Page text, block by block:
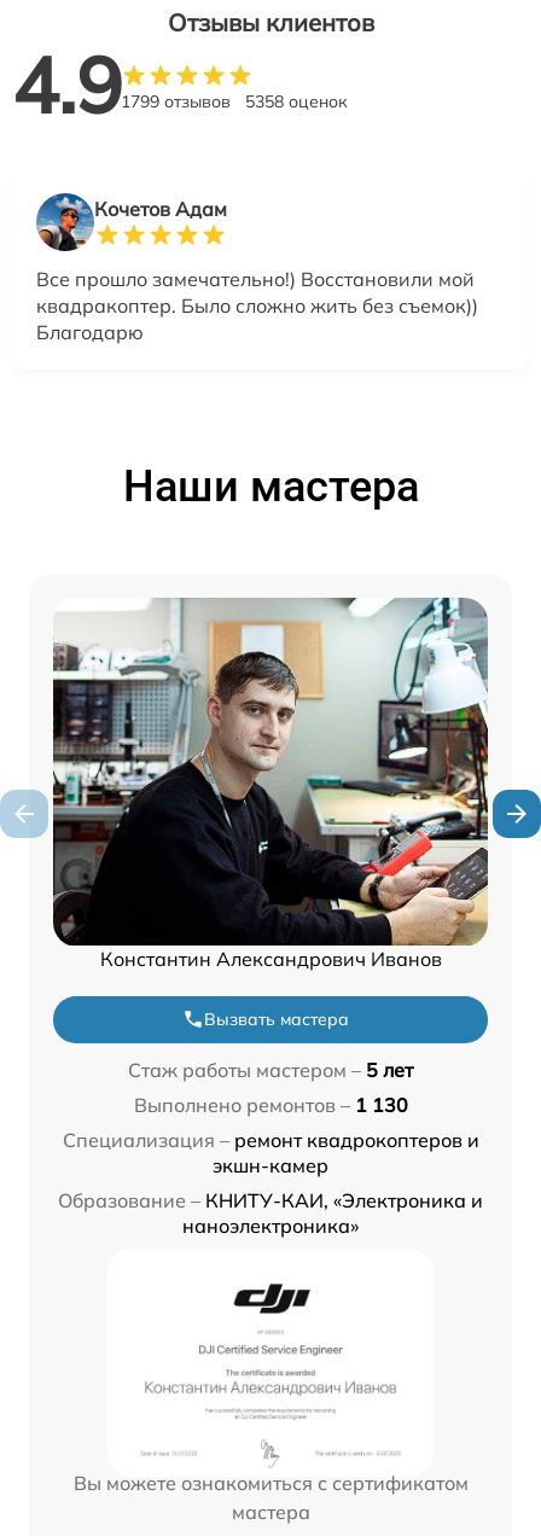
Отзывы клиентов
4.91799 отзывов 5358 оценок
Кочетов Адам
Все прошло замечательно!) Восстановили мой
квадракоптер. Было сложно жить без съемок))
Благодарю
Наши мастера
Константин Александрович Иванов
Вызвать мастера
Стаж работы мастером – 5 лет
Выполнено ремонтов – 1 130
Специализация – ремонт квадрокоптеров и
экшн-камер
Образование – КНИТУ-КАИ, «Электроника и
наноэлектроника»
Вы можете ознакомиться с сертификатом
мастера